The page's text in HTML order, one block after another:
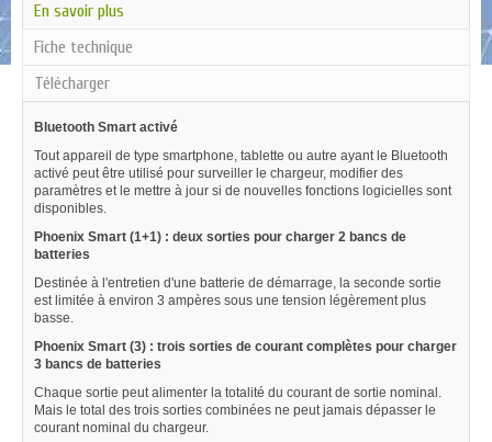
En savoir plus
Fiche technique
Télécharger
Bluetooth Smart activé
Tout appareil de type smartphone, tablette ou autre ayant le Bluetooth
activé peut être utilisé pour surveiller le chargeur, modifier des
paramètres et le mettre à jour si de nouvelles fonctions logicielles sont
disponibles.
Phoenix Smart (1+1) : deux sorties pour charger 2 bancs de
batteries
Destinée à l'entretien d'une batterie de démarrage, la seconde sortie
est limitée à environ 3 ampères sous une tension légèrement plus
basse.
Phoenix Smart (3) : trois sorties de courant complètes pour charger
3 bancs de batteries
Chaque sortie peut alimenter la totalité du courant de sortie nominal.
Mais le total des trois sorties combinées ne peut jamais dépasser le
courant nominal du chargeur.